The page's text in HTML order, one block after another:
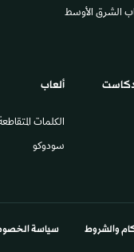
الشرق الأوسط
ألعاب
الكلمات
سودوكو
والشروط سياسة